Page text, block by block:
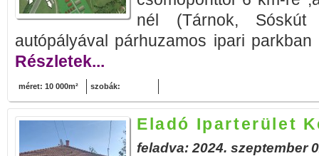
nél (Tárnok, Sóskút
autópályával párhuzamos ipari
Részletek...
méret: 10 000m² szobák:
Eladó Iparterület
feladva: 2024. szeptember